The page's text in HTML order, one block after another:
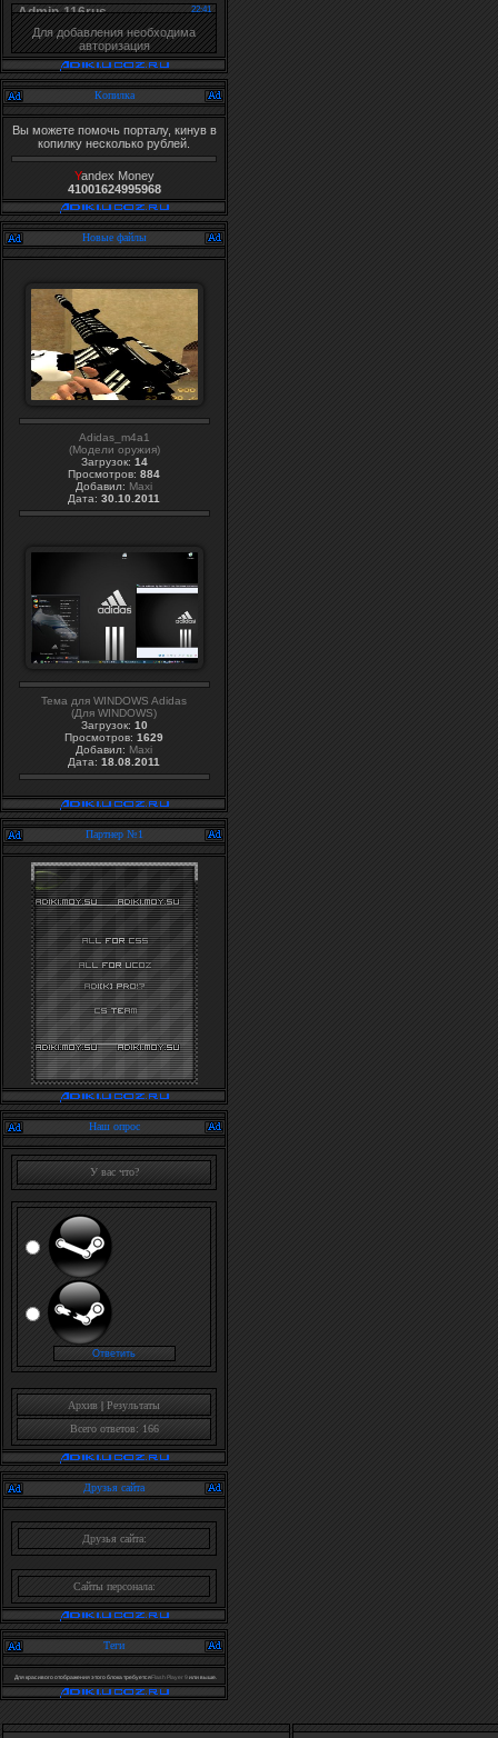
Для добавления необходима
авторизация
Копилка
Вы можете помочь порталу, кинув в
копилку несколько рублей.
Yandex Money
41001624995968
Новые файлы
Adidas_m4a1
(Модели оружия)
Загрузок: 14
Просмотров: 884
Добавил: Maxi
Дата: 30.10.2011
Тема для WINDOWS Adidas
(Для WINDOWS)
Загрузок: 10
Просмотров: 1629
Добавил: Maxi
Дата: 18.08.2011
Партнер №1
Наш опрос
У вас что?
Архив | Результаты
Всего ответов: 166
Друзья сайта
Друзья сайта:
Сайты персонала:
Теги
Для красивого отображения этого блока требуетсяFlash Player 9или выше.